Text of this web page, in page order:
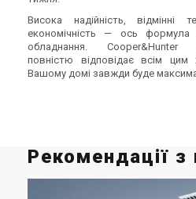
Висока надійність, відмінні
економічність — ось формула
обладнання. Cooper&Hunter
повністю відповідає всім цим
Вашому домі завжди буде
Рекомендації з